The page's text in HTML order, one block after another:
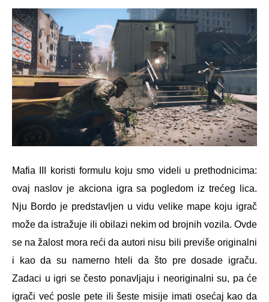
Mafia III koristi formulu koju smo videli u prethodnicima:
ovaj naslov je akciona igra sa pogledom iz trećeg lica.
Nju Bordo je predstavljen u vidu velike mape koju igrač
može da istražuje ili obilazi nekim od brojnih vozila. Ovde
se na žalost mora reći da autori nisu bili previše originalni
i kao da su namerno hteli da što pre dosade igraču.
Zadaci u igri se često ponavljaju i neoriginalni su, pa će
igrači već posle pete ili šeste misije imati osećaj kao da